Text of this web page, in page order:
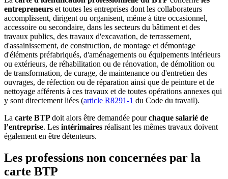
entrepreneurs et toutes les entreprises dont les collaborateurs
accomplissent, dirigent ou organisent, même à titre occasionnel,
accessoire ou secondaire, dans les secteurs du bâtiment et des
travaux publics, des travaux d'excavation, de terrassement,
d'assainissement, de construction, de montage et démontage
d'éléments préfabriqués, d'aménagements ou équipements intérieurs
ou extérieurs, de réhabilitation ou de rénovation, de démolition ou
de transformation, de curage, de maintenance ou d'entretien des
ouvrages, de réfection ou de réparation ainsi que de peinture et de
nettoyage afférents à ces travaux et de toutes opérations annexes qui
y sont directement liées (article R8291-1 du Code du travail).
La carte BTPdoit alors être demandée pourchaque salarié de
l’entreprise. Les intérimaires réalisant les mêmes travaux doivent
également en être détenteurs.
Les professions non concernées par la
carte BTP